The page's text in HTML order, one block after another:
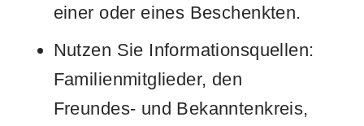
einer oder eines Beschenkten.
Nutzen Sie Informationsquellen:
Familienmitglieder, den
Freundes- und Bekanntenkreis,